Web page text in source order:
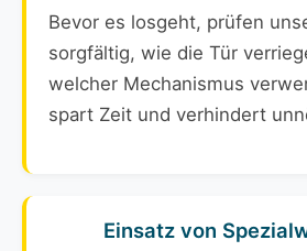
Bevor es losgeht, prüfen
sorgfältig, wie die Tür
welcher Mechanismus
spart Zeit und verhindert
Einsatz von